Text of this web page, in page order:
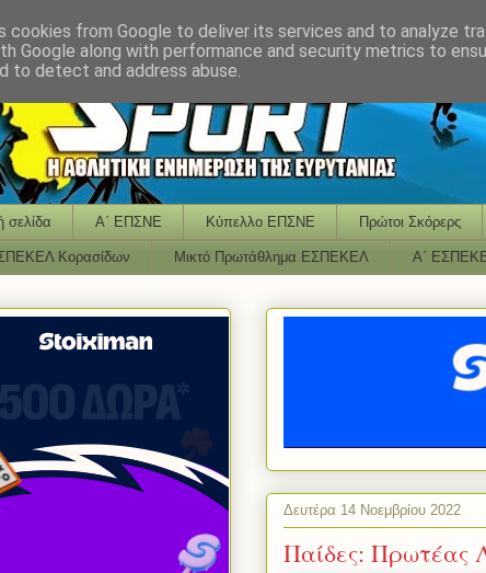
σελίδα Α΄ ΕΠΣΝΕ Κύπελλο ΕΠΣΝΕ Πρώτοι Σκόρερς
Κορασίδων Μικτό Πρωτάθλημα ΕΣΠΕΚΕΛ Α΄
Δευτέρα 14 Νοεμβρίου 2022
Παίδες: Πρωτέας
cookies from Google to deliver its services and to analyze
Google along with performance and security metrics to
to detect and address abuse.